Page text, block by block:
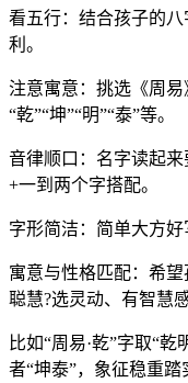
看五行：结合孩子的
利。
注意寓意：挑选《周
“乾”“坤”“明”“泰”等。
音律顺口：名字读起
+一到两个字搭配。
字形简洁：简单大方好
寓意与性格匹配：希
聪慧?选灵动、有智慧
比如“周易·乾”字取“
者“坤泰”，象征稳重踏